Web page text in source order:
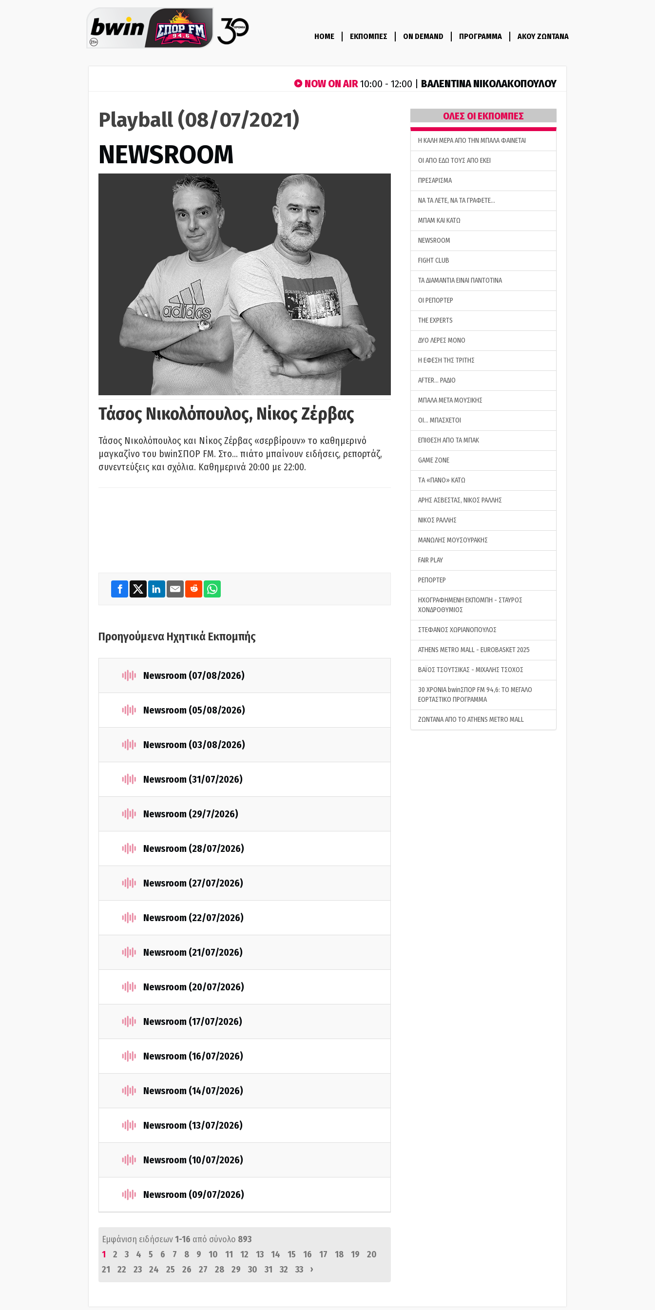
HOME ΕΚΠΟΜΠΕΣ ON DEMAND ΠΡΟΓΡΑΜΜΑ ΑΚΟΥ ΖΩΝΤΑΝΑ
NOW ON AIR10:00 - 12:00 | ΒΑΛΕΝΤΙΝΑ ΝΙΚΟΛΑΚΟΠΟΥΛΟΥ
Playball (08/07/2021)
NEWSROOM
Τάσος Νικολόπουλος, Νίκος Ζέρβας
Τάσος Νικολόπουλος και Νίκος Ζέρβας «σερβίρουν» το καθημερινό
μαγκαζίνο του bwinΣΠΟΡ FM. Στο… πιάτο μπαίνουν ειδήσεις, ρεπορτάζ,
συνεντεύξεις και σχόλια. Καθημερινά 20:00 με 22:00.
Προηγούμενα Ηχητικά Εκπομπής
Newsroom (07/08/2026)
Newsroom (05/08/2026)
Newsroom (03/08/2026)
Newsroom (31/07/2026)
Newsroom (29/7/2026)
Newsroom (28/07/2026)
Newsroom (27/07/2026)
Newsroom (22/07/2026)
Newsroom (21/07/2026)
Newsroom (20/07/2026)
Newsroom (17/07/2026)
Newsroom (16/07/2026)
Newsroom (14/07/2026)
Newsroom (13/07/2026)
Newsroom (10/07/2026)
Newsroom (09/07/2026)
Εμφάνιση ειδήσεων1-16 από σύνολο 893
1
2 3 4 5 6 7 8 9 10 11 12 13 14 15 16 17 18 19
20
21
22 23 24 25 26 27 28 29 30 31 32 33 ›
ΟΛΕΣ ΟΙ ΕΚΠΟΜΠΕΣ
H ΚΑΛΗ ΜΕΡΑ ΑΠΟ ΤΗΝ ΜΠΑΛΑ ΦΑΙΝΕΤΑΙ
ΟΙ ΑΠΟ ΕΔΩ ΤΟΥΣ ΑΠΟ ΕΚΕΙ
ΠΡΕΣΑΡΙΣΜΑ
ΝΑ ΤΑ ΛΕΤΕ, ΝΑ ΤΑ ΓΡΑΦΕΤΕ…
ΜΠΑΜ ΚΑΙ ΚΑΤΩ
NEWSROOM
FIGHT CLUB
ΤΑ ΔΙΑΜΑΝΤΙΑ ΕΙΝΑΙ ΠΑΝΤΟΤΙΝΑ
ΟΙ ΡΕΠΟΡΤΕΡ
THE EXPERTS
ΔΥΟ ΛΕΡΕΣ ΜΟΝΟ
Η ΕΦΕΣΗ ΤΗΣ ΤΡΙΤΗΣ
AFTER… ΡΑΔΙΟ
ΜΠΑΛΑ ΜΕΤΑ ΜΟΥΣΙΚΗΣ
ΟΙ… ΜΠΑΣΧΕΤΟΙ
ΕΠΙΘΕΣΗ ΑΠΟ ΤΑ ΜΠΑΚ
GAME ZONE
ΤA «ΠΑΝΟ» ΚΑΤΩ
ΑΡΗΣ ΑΣΒΕΣΤΑΣ, ΝΙΚΟΣ ΡΑΛΛΗΣ
ΝΙΚΟΣ ΡΑΛΛΗΣ
ΜΑΝΩΛΗΣ ΜΟΥΣΟΥΡΑΚΗΣ
FAIR PLAY
ΡΕΠΟΡΤΕΡ
ΗΧΟΓΡΑΦΗΜΕΝΗ ΕΚΠΟΜΠΗ - ΣΤΑΥΡΟΣ
ΧΟΝΔΡΟΘΥΜΙΟΣ
ΣΤΕΦΑΝΟΣ ΧΩΡΙΑΝΟΠΟΥΛΟΣ
ATHENS METRO MALL - EUROBASKET 2025
ΒΑΪΟΣ ΤΣΟΥΤΣΙΚΑΣ - ΜΙΧΑΛΗΣ ΤΣΟΧΟΣ
30 ΧΡΟΝΙΑ bwinΣΠΟΡ FM 94,6: ΤΟ ΜΕΓΑΛΟ
ΕΟΡΤΑΣΤΙΚΟ ΠΡΟΓΡΑΜΜΑ
ΖΩΝΤΑΝΑ ΑΠΟ ΤΟ ATHENS METRO MALL